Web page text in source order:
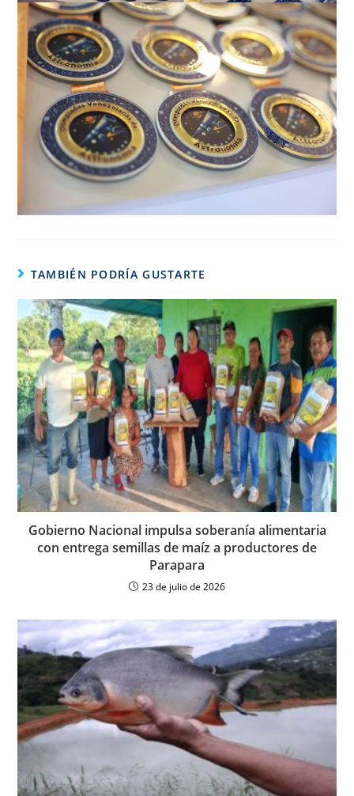
TAMBIÉN PODRÍA GUSTARTE
Gobierno Nacional impulsa soberanía alimentaria
con entrega semillas de maíz a productores de
Parapara
23 de julio de 2026